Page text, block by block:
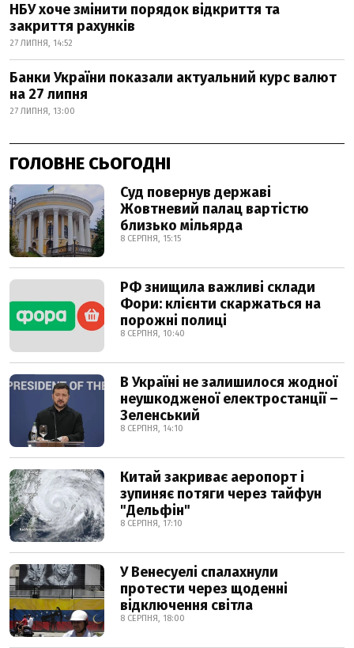
НБУ хоче змінити порядок відкриття та
закриття рахунків
27 ЛИПНЯ, 14:52
Банки України показали актуальний курс валют
на 27 липня
27 ЛИПНЯ, 13:00
ГОЛОВНЕ СЬОГОДНІ
Суд повернув державі
Жовтневий палац вартістю
близько мільярда
8 СЕРПНЯ, 15:15
РФ знищила важливі склади
Фори: клієнти скаржаться на
порожні полиці
8 СЕРПНЯ, 10:40
В Україні не залишилося жодної
неушкодженої електростанції –
Зеленський
8 СЕРПНЯ, 14:10
Китай закриває аеропорт і
зупиняє потяги через тайфун
"Дельфін"
8 СЕРПНЯ, 17:10
У Венесуелі спалахнули
протести через щоденні
відключення світла
8 СЕРПНЯ, 18:00